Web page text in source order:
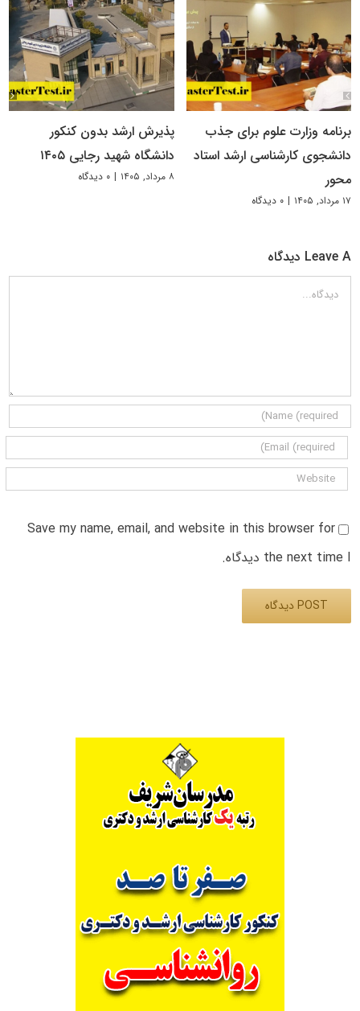
برنامه وزارت علوم برای جذب
دانشجوی کارشناسی ارشد استاد
محور
۱۷ مرداد, ۱۴۰۵ | ۰ دیدگاه
پذیرش ارشد بدون کنکور
دانشگاه شهید رجایی ۱۴۰۵
۸ مرداد, ۱۴۰۵ | ۰ دیدگاه
Leave A دیدگاه
دیدگاه
Save my name, email, and website in this browser for
the next time I دیدگاه.